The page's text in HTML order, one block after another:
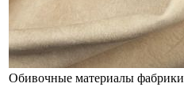
Обивочные материалы фабрики